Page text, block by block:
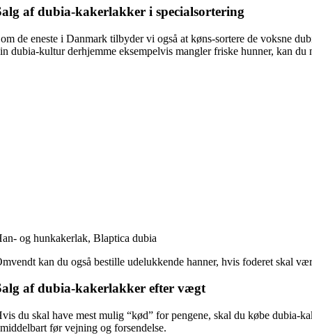
af dubia-kakerlakker i specialsortering
de eneste i Danmark tilbyder vi også at køns-sortere de voksne
dubia-kultur derhjemme eksempelvis mangler friske hunner, kan du
og hunkakerlak, Blaptica dubia
kan du også bestille udelukkende hanner, hvis foderet skal
af dubia-kakerlakker efter vægt
du skal have mest mulig “kød” for pengene, skal du købe dubia-
før vejning og forsendelse.